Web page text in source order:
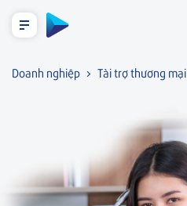
Tiết kiệm & Đầu tư
Doanh nghiệp
Doanh nghiệp Tài trợ thương mại